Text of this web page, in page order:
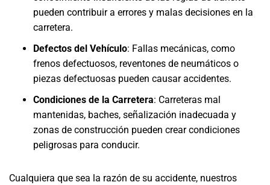
pueden contribuir a errores y malas decisiones en la
carretera.
Defectos del Vehículo: Fallas mecánicas, como
frenos defectuosos, reventones de neumáticos o
piezas defectuosas pueden causar accidentes.
Condiciones de la Carretera: Carreteras mal
mantenidas, baches, señalización inadecuada y
zonas de construcción pueden crear condiciones
peligrosas para conducir.
Cualquiera que sea la razón de su accidente, nuestros